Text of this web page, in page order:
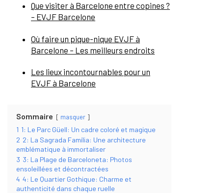
Que visiter à Barcelone entre copines ?
– EVJF Barcelone
Où faire un pique-nique EVJF à
Barcelone – Les meilleurs endroits
Les lieux incontournables pour un
EVJF à Barcelone
Sommaire masquer
1 1: Le Parc Güell: Un cadre coloré et magique
2 2: La Sagrada Família: Une architecture
emblématique à immortaliser
3 3: La Plage de Barceloneta: Photos
ensoleillées et décontractées
4 4: Le Quartier Gothique: Charme et
authenticité dans chaque ruelle